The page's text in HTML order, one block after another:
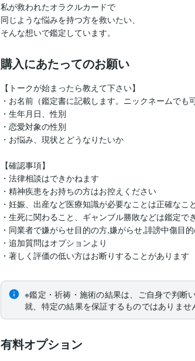
私が救われたオラクルカードで
同じような悩みを持つ方を救いたい、
そんな想いで鑑定しています。
購入にあたってのお願い
【トークが始まったら教えて下さい】
・お名前（鑑定書に記載します。ニックネームでも可
・生年月日、性別
・恋愛対象の性別
・お悩み、現状とどうなりたいか
【確認事項】
・法律相談はできかねます
・精神疾患をお持ちの方はお控えください
・妊娠、出産など医療知識が必要なことは正確なこ
・生死に関わること、ギャンブル勝敗などは鑑定で
・同業者で嫌がらせ目的の方,嫌がらせ,誹謗中傷目
・追加質問はオプションより
・著しく評価の低い方はお断りすることがあります
※鑑定・祈祷・施術の結果は、ご自身で判断
就、特定の結果を保証するものではありませ
有料オプション